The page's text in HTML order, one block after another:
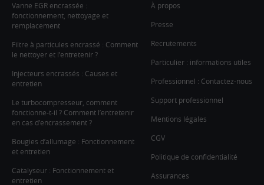
Vanne EGR encrassée :
fonctionnement, nettoyage et
remplacement
Filtre à particules encrassé : Comment
le nettoyer et l’entretenir ?
Injecteurs encrassés : Causes et
entretien
Le turbocompresseur, comment
fonctionne-t-il ? Comment l’entretenir
en cas d’encrassement ?
Bougies d’allumage : Fonctionnement
et entretien
Catalyseur : Fonctionnement et
entretien
À propos
Presse
Recrutements
Particulier : informations utiles
Professionnel : Contactez-nous
Support professionnel
Mentions légales
CGV
Politique de confidentialité
Assurances